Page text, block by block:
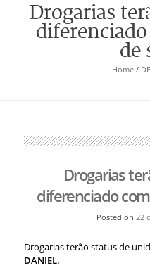
Drogarias
de
Home /
Drogarias
diferenciado
Posted on 22
Drogarias terão status de
DANIEL.